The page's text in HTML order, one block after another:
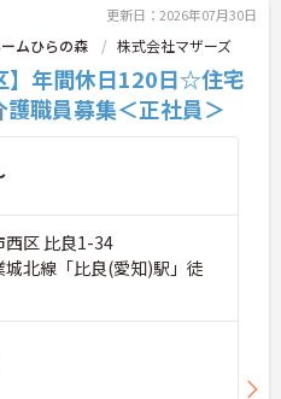
制も充実している
や管理職への着実
。定年65歳・再雇
されており、髪色
身らしさを大切に
いただけます。
期待できます】
貢献度が公正に評
ベーションを維持
を徹底し、職種の
す 】
更新日：2026年07月30日
ムひらの森 株式会社マザーズ
】年間休日120日☆住宅
職員募集＜正社員＞
西区 比良1-34
北線「比良(愛知)駅」徒